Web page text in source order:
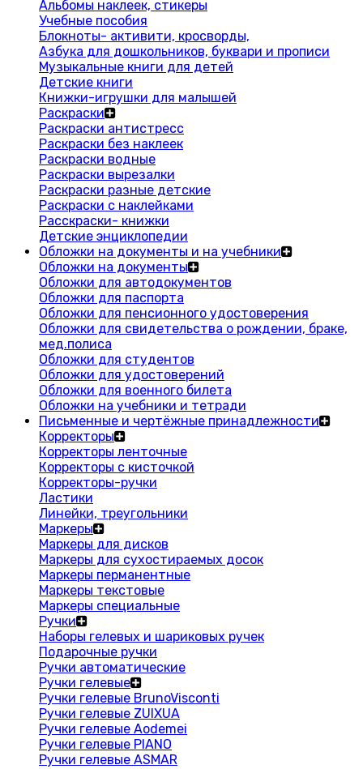
Альбомы наклеек, стикеры
Учебные пособия
Блокноты- активити, кросворды,
Азбука для дошкольников, буквари и прописи
Музыкальные книги для детей
Детские книги
Книжки-игрушки для малышей
Раскраски
Раскраски антистресс
Раскраски без наклеек
Раскраски водные
Раскраски вырезалки
Раскраски разные детские
Раскраски с наклейками
Расскраски- книжки
Детские энциклопедии
Обложки на документы и на учебники
Обложки на документы
Обложки для автодокументов
Обложки для паспорта
Обложки для пенсионного удостоверения
Обложки для свидетельства о рождении, браке,
мед.полиса
Обложки для студентов
Обложки для удостоверений
Обложки для военного билета
Обложки на учебники и тетради
Письменные и чертёжные принадлежности
Корректоры
Корректоры ленточные
Корректоры с кисточкой
Корректоры-ручки
Ластики
Линейки, треугольники
Маркеры
Маркеры для дисков
Маркеры для сухостираемых досок
Маркеры перманентные
Маркеры текстовые
Маркеры специальные
Ручки
Наборы гелевых и шариковых ручек
Подарочные ручки
Ручки автоматические
Ручки гелевые
Ручки гелевые BrunoVisconti
Ручки гелевые ZUIXUA
Ручки гелевые Aodemei
Ручки гелевые PIANO
Ручки гелевые ASMAR